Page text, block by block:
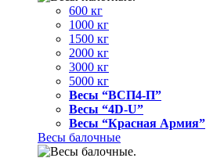
600 кг
1000 кг
1500 кг
2000 кг
3000 кг
5000 кг
Весы “ВСП4-П”
Весы “4D-U”
Весы “Красная Армия”
Весы балочные